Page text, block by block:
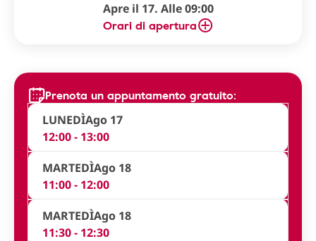
Apre il 17. Alle 09:00
Orari di apertura
Prenota un appuntamento gratuito:
LUNEDÌAgo 17
12:00 - 13:00
MARTEDÌAgo 18
11:00 - 12:00
MARTEDÌAgo 18
11:30 - 12:30